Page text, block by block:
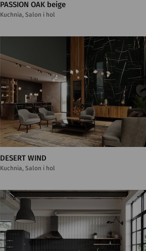
PASSION OAK beige
Kuchnia, Salon i hol
DESERT WIND
Kuchnia, Salon i hol